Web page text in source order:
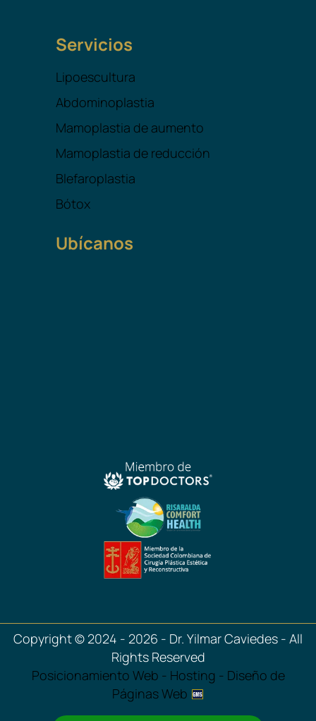
Servicios
Lipoescultura
Abdominoplastia
Mamoplastia de aumento
Mamoplastia de reducción
Blefaroplastia
Bótox
Ubícanos
Copyright © 2024 - 2026 - Dr. Yilmar Caviedes - All
Rights Reserved
Posicionamiento Web - Hosting - Diseño de
Páginas Web